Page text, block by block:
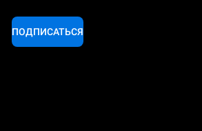
ПОДПИСАТЬСЯ